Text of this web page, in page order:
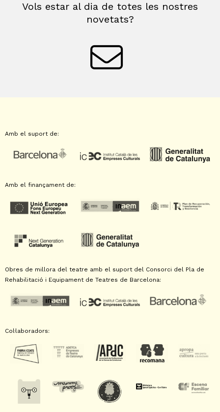
Vols estar al dia de totes les nostres
novetats?
Amb el suport de:
Amb el finançament de:
Obres de millora del teatre amb el suport del Consorci del Pla de
Rehabilitació i Equipament de Teatres de Barcelona:
Col·laboradors: